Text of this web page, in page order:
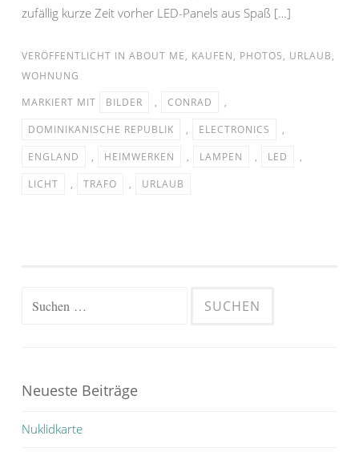
zufällig kurze Zeit vorher LED-Panels aus Spaß […]
VERÖFFENTLICHT IN ABOUT ME, KAUFEN, PHOTOS, URLAUB,
WOHNUNG
MARKIERT MIT
BILDER , CONRAD
,
DOMINIKANISCHE REPUBLIK
, ELECTRONICS
,
ENGLAND
, HEIMWERKEN , LAMPEN , LED
,
LICHT
, TRAFO , URLAUB
Suchen
Neueste Beiträge
Nuklidkarte